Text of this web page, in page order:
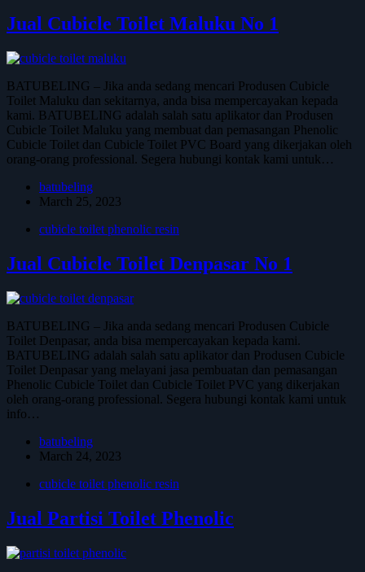
Jual Cubicle Toilet Maluku No 1
BATUBELING – Jika anda sedang mencari Produsen Cubicle
Toilet Maluku dan sekitarnya, anda bisa mempercayakan kepada
kami. BATUBELING adalah salah satu aplikator dan Produsen
Cubicle Toilet Maluku yang membuat dan pemasangan Phenolic
Cubicle Toilet dan Cubicle Toilet PVC Board yang dikerjakan oleh
orang-orang professional. Segera hubungi kontak kami untuk…
batubeling
March 25, 2023
cubicle toilet phenolic resin
Jual Cubicle Toilet Denpasar No 1
BATUBELING – Jika anda sedang mencari Produsen Cubicle
Toilet Denpasar, anda bisa mempercayakan kepada kami.
BATUBELING adalah salah satu aplikator dan Produsen Cubicle
Toilet Denpasar yang melayani jasa pembuatan dan pemasangan
Phenolic Cubicle Toilet dan Cubicle Toilet PVC yang dikerjakan
oleh orang-orang professional. Segera hubungi kontak kami untuk
info…
batubeling
March 24, 2023
cubicle toilet phenolic resin
Jual Partisi Toilet Phenolic